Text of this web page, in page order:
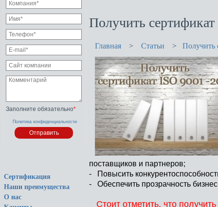
Заполните обязательно*
Политика конфиденциальности
Сертификация
Наши преимущества
О нас
Получить
Главная > Статьи > Получить
поставщиков и партнеров;
- Повысить
- Обеспечить прозрачность
Стоит отметить, что